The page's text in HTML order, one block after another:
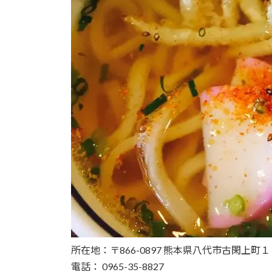
所在地：〒866-0897 熊本県八代市古閑上町
電話： 0965-35-8827